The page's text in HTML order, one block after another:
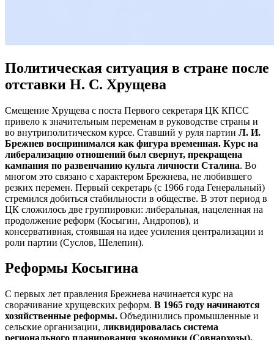
Политическая ситуация в стране после
отставки Н. С. Хрущева
Смещение Хрущева с поста Первого секретаря ЦК КПСС
привело к значительным переменам в руководстве страны и
во внутриполитическом курсе. Ставший у руля партии Л. И.
Брежнев воспринимался как фигура временная. Курс на
либерализацию отношений был свернут, прекращена
кампания по развенчанию культа личности Сталина. Во
многом это связано с характером Брежнева, не любившего
резких перемен. Первый секретарь (с 1966 года Генеральный)
стремился добиться стабильности в обществе. В этот период в
ЦК сложилось две группировки: либеральная, нацеленная на
продолжение реформ (Косыгин, Андропов), и
консервативная, стоявшая на идее усиления централизации и
роли партии (Суслов, Шелепин).
Реформы Косыгина
С первых лет правления Брежнева начинается курс на
сворачивание хрущевских реформ. В 1965 году начинаются
хозяйственные реформы. Объединились промышленные и
сельские организации, ликвидировалась система